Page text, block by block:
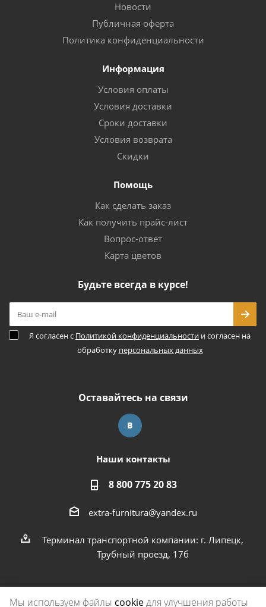
Новости
Публичная оферта
Политика конфиденциальности
Информация
Условия оплаты
Условия доставки
Сроки доставки
Условия возврата
Скидки
Помощь
Как сделать заказ
Как получить прайс-лист
Вопрос-ответ
Карта цветов
Будьте всегда в курсе!
Я согласен с Политикой конфиденциальности и согласен на
обработку персональных данных
Оставайтесь на связи
Наши контакты
8 800 775 20 83
extra-furnitura@yandex.ru
Терминал транспортной компании: г. Липецк,
Трубный проезд, 17б
Мы используем файлы cookieдля улучшения работы